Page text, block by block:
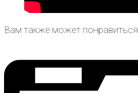
Вам также может понравиться